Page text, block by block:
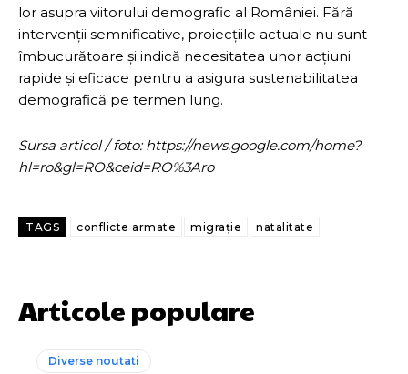
lor asupra viitorului demografic al României. Fără
intervenții semnificative, proiecțiile actuale nu sunt
îmbucurătoare și indică necesitatea unor acțiuni
rapide și eficace pentru a asigura sustenabilitatea
demografică pe termen lung.
Sursa articol / foto: https://news.google.com/home?
hl=ro&gl=RO&ceid=RO%3Aro
TAGS conflicte armate migrație natalitate
Articole populare
Diverse noutati